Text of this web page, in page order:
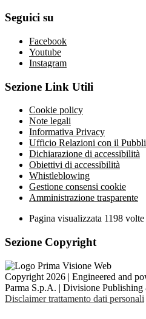
Seguici su
Facebook
Youtube
Instagram
Sezione Link Utili
Cookie policy
Note legali
Informativa Privacy
Ufficio Relazioni con il
Dichiarazione di accessibilità
Obiettivi di accessibilità
Whistleblowing
Gestione consensi cookie
Amministrazione trasparente
Pagina visualizzata 1198 volte
Sezione Copyright
Copyright 2026 | Engineered and
Parma S.p.A. | Divisione
Disclaimer trattamento dati personali